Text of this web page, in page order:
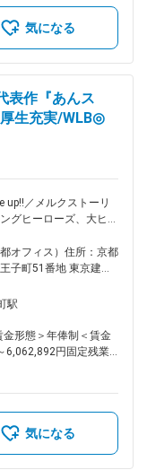
スする『クリエイター
スでもリモートでも
ける月1回を上限とし
をせずゆっくり休んで
業務実施には支障がな
場合や、女性特有の体
ポートにより育休取得
ママ、パパの育休取
験料は全額会社が負
なども積極的に行って
上げることができる
許可を得て、業務時間
ができます。また、社
れます。個人での作品
います。 ※その他ユ
経験・能力等を考慮の
あり■インセンティ
。賃金はあくまでも目
気になる
表作『あんス
生充実/WLB◎
up!!／メルクストーリ
グヒーローズ、大ヒッ
ィレクション・レベル
が15.7%・デザイナ
開発職が2.7%・バッ
る環境です。リーダー
行う役割）の平均年齢
イターズフライデー』
でもOKとしていま
力いれないようにして
限としたリモートワー
オフィス）住所：京都
子町51番地 東京建物
急京都線／烏丸駅受
会社の定める事業所
駅
形態＞年俸制＜賃金
6,062,892円固定残業
経験・能力等を考慮の
あり■インセンティ
。賃金はあくまでも目
気になる